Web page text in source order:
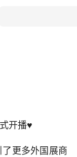
开播♥
更多外国展商